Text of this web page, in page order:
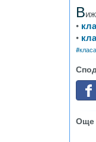
В
•
•
#
Още